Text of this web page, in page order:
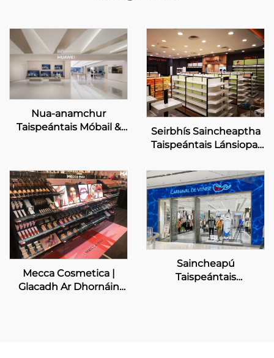
Nua-anamchur
Taispeántais Móbail &
Seirbhís Saincheaptha
Taispeántais Lánsiopaí
Mecca Cosmetica |
Glacadh Ar Dhornáin
Saincheapú
Taispeántais